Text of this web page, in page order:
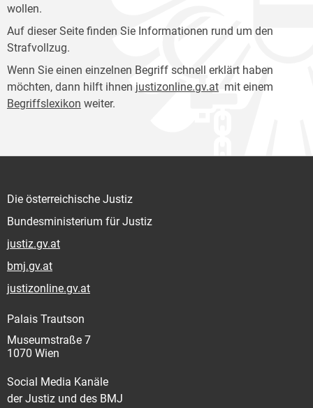
wollen.
Auf dieser Seite finden Sie Informationen rund um den
Strafvollzug.
Wenn Sie einen einzelnen Begriff schnell erklärt haben
möchten, dann hilft ihnen justizonline.gv.at mit einem
Begriffslexikon weiter.
Die österreichische Justiz
Bundesministerium für Justiz
justiz.gv.at
bmj.gv.at
justizonline.gv.at
Palais Trautson
Museumstraße 7
1070 Wien
Social Media Kanäle
der Justiz und des BMJ